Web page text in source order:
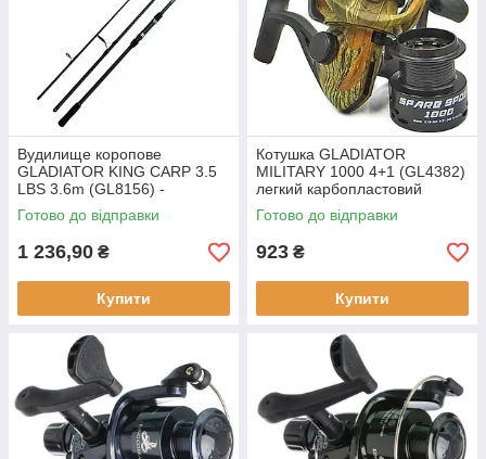
Вудилище коропове
GLADIATOR KING CARP 3.5
LBS 3.6m (GL8156) -
високомодульний карбон IM6
SIC-кільця котушкотримач
Готово до відправки
1 236,90 ₴
Купити
Котушка GLADIATOR
MILITARY 1000 4+1 (GL4382)
легкий карбопластовий
корпус два шпулі 1000
Готово до відправки
923 ₴
Купити